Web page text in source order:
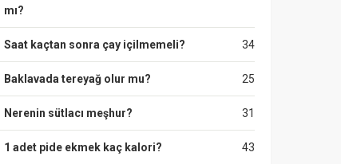
mı?
34
Saat kaçtan sonra çay içilmemeli?
25
Baklavada tereyağ olur mu?
31
Nerenin sütlacı meşhur?
43
1 adet pide ekmek kaç kalori?